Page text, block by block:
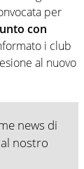
per
con
i club
al nuovo
news di
nostro